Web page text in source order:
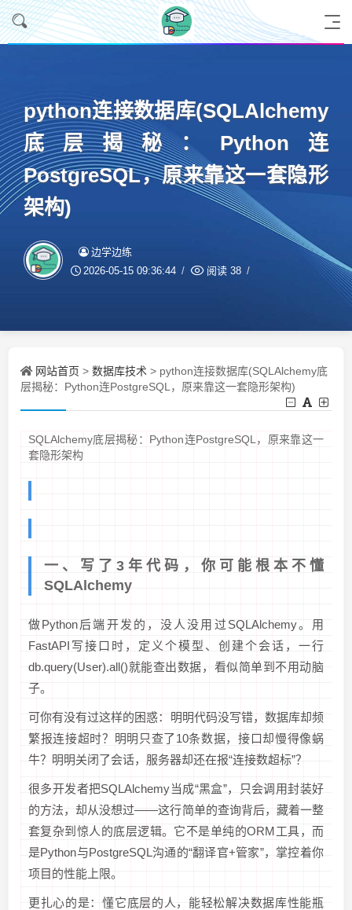
python连接数据库(SQLAlchemy
底层揭秘：Python连
PostgreSQL，原来靠这一套隐形
架构)
边学边练
2026-05-15 09:36:44 阅读 38
网站首页 > 数据库技术 > python连接数据库(SQLAlchemy底
层揭秘：Python连PostgreSQL，原来靠这一套隐形架构)
SQLAlchemy底层揭秘：Python连PostgreSQL，原来靠这一
套隐形架构
一、写了3年代码，你可能根本不懂
SQLAlchemy
做Python后端开发的，没人没用过SQLAlchemy。用
FastAPI写接口时，定义个模型、创建个会话，一行
db.query(User).all()就能查出数据，看似简单到不用动脑
子。
可你有没有过这样的困惑：明明代码没写错，数据库却频
繁报连接超时？明明只查了10条数据，接口却慢得像蜗
牛？明明关闭了会话，服务器却还在报“连接数超标”？
很多开发者把SQLAlchemy当成“黑盒”，只会调用封装好
的方法，却从没想过——这行简单的查询背后，藏着一整
套复杂到惊人的底层逻辑。它不是单纯的ORM工具，而
是Python与PostgreSQL沟通的“翻译官+管家”，掌控着你
项目的性能上限。
更扎心的是：懂它底层的人，能轻松解决数据库性能瓶